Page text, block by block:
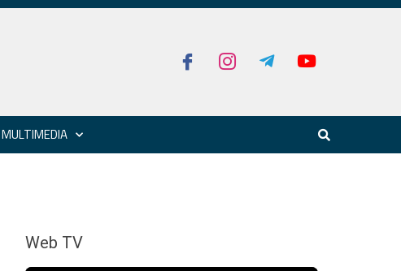
MULTIMEDIA
Web TV